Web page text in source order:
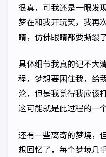
很真，可我还是一眼发
梦在和我开玩笑，我再
睛，仿佛眼睛都要撕裂
具体细节我真的记不大
程，梦想要困住我，给
沦，但是我觉得我应该
这可能就是此过程的一
还有一些离奇的梦境，
想回忆了，每个梦境几